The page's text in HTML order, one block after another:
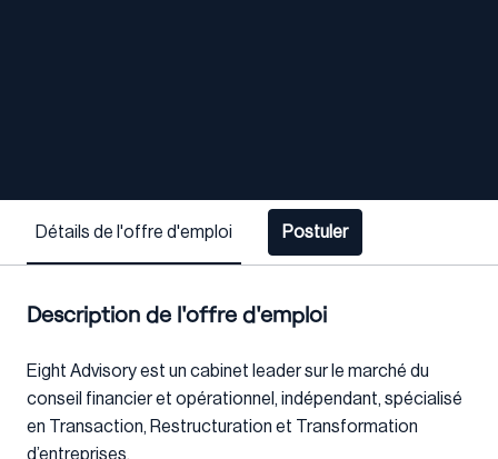
Détails de l'offre d'emploi Postuler
Description de l'offre d'emploi
Eight Advisory est un cabinet leader sur le marché du
conseil financier et opérationnel, indépendant, spécialisé
en Transaction, Restructuration et Transformation
d’entreprises.